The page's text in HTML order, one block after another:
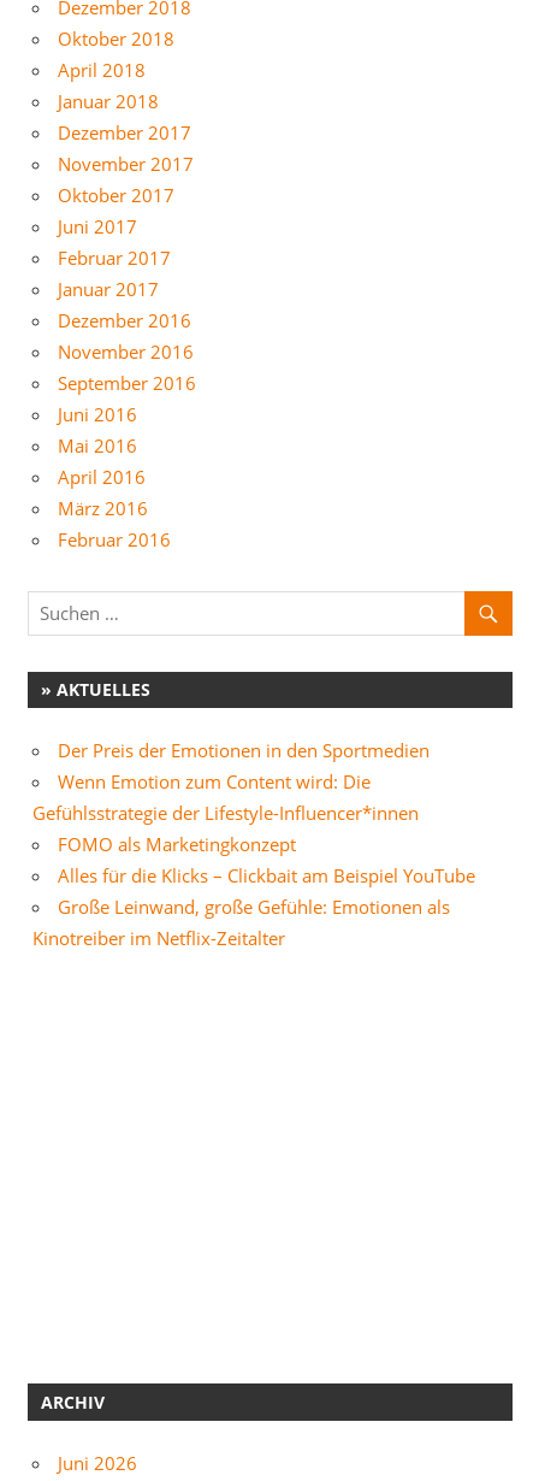
Dezember 2018
Oktober 2018
April 2018
Januar 2018
Dezember 2017
November 2017
Oktober 2017
Juni 2017
Februar 2017
Januar 2017
Dezember 2016
November 2016
September 2016
Juni 2016
Mai 2016
April 2016
März 2016
Februar 2016
» AKTUELLES
Der Preis der Emotionen in den Sportmedien
Wenn Emotion zum Content wird: Die
Gefühlsstrategie der Lifestyle-Influencer*innen
FOMO als Marketingkonzept
Alles für die Klicks – Clickbait am Beispiel YouTube
Große Leinwand, große Gefühle: Emotionen als
Kinotreiber im Netflix-Zeitalter
ARCHIV
Juni 2026